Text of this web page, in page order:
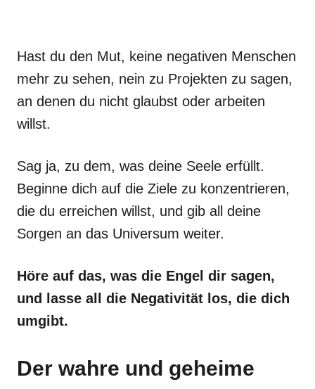
Hast du den Mut, keine negativen Menschen
mehr zu sehen, nein zu Projekten zu sagen,
an denen du nicht glaubst oder arbeiten
willst.
Sag ja, zu dem, was deine Seele erfüllt.
Beginne dich auf die Ziele zu konzentrieren,
die du erreichen willst, und gib all deine
Sorgen an das Universum weiter.
Höre auf das, was die Engel dir sagen,
und lasse all die Negativität los, die dich
umgibt.
Der wahre und geheime